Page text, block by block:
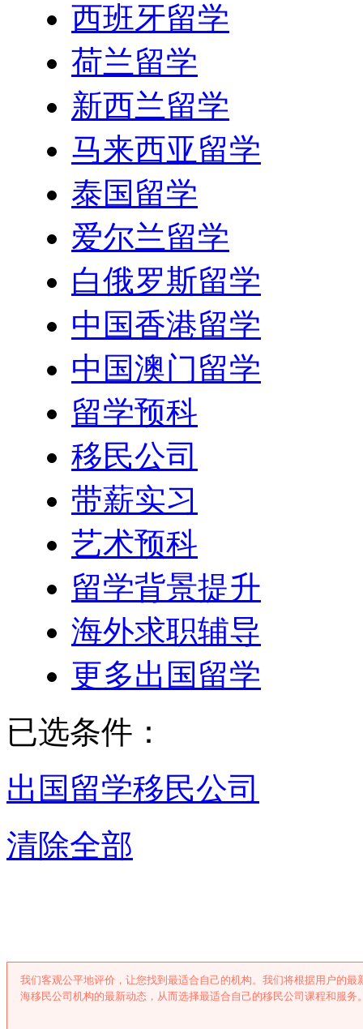
西班牙留学
荷兰留学
新西兰留学
马来西亚留学
泰国留学
爱尔兰留学
白俄罗斯留学
中国香港留学
中国澳门留学
留学预科
移民公司
带薪实习
艺术预科
留学背景提升
海外求职辅导
更多出国留学
已选条件：
出国留学移民公司
清除全部
我们客观公平地评价，让您找到最适合自己的机构。我们将根据用户的
海移民公司机构的最新动态，从而选择最适合自己的移民公司课程和服务